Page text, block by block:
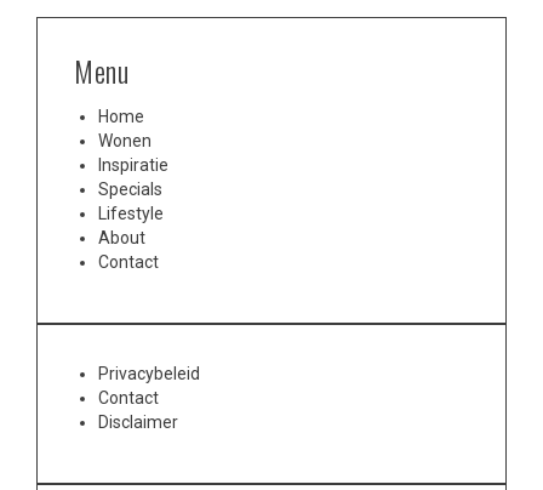
Menu
Home
Wonen
Inspiratie
Specials
Lifestyle
About
Contact
Privacybeleid
Contact
Disclaimer